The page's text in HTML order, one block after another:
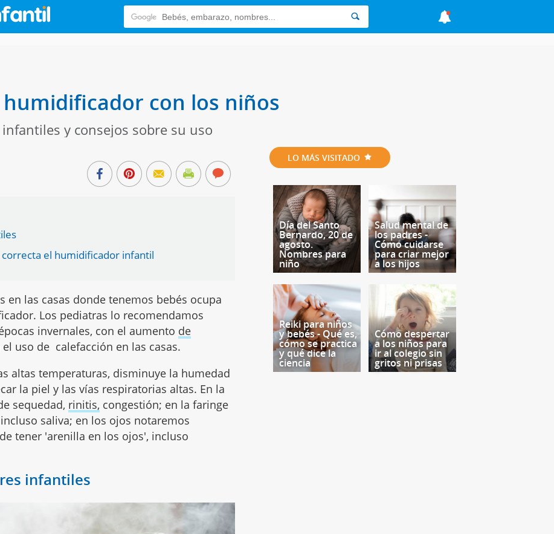
con los niños
y consejos sobre su uso
el humidificador infantil
en las casas donde tenemos bebés ocupa
Los pediatras lo recomendamos
invernales, con el aumento de
el uso de calefacción en las casas.
altas temperaturas, disminuye la humedad
la piel y las vías respiratorias altas. En la
sequedad, rinitis, congestión; en la faringe
saliva; en los ojos notaremos
tener 'arenilla en los ojos', incluso
infantiles
LO MÁS VISITADO
Día del Santo
Bernardo, 20 de
agosto.
Nombres para
niño
Salud mental de
los padres -
Cómo cuidarse
para criar mejor
a los hijos
Reiki para niños
y bebés - Qué es,
cómo se practica
y qué dice la
ciencia
Cómo despertar
a los niños para
ir al colegio sin
gritos ni prisas